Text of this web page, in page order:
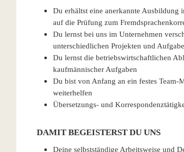
Du erhältst eine anerkannte Ausbildung
auf die Prüfung zum
Du lernst bei uns im Unternehmen
unterschiedlichen Projekten und
Du lernst die betriebswirtschaftlichen
kaufmännischer Aufgaben
Du bist von Anfang an ein festes
weiterhelfen
Übersetzungs- und
DAMIT BEGEISTERST DU UNS
Deine selbstständige Arbeitsweise und